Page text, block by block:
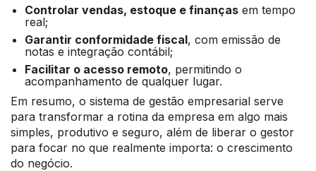
Controlar vendas, estoque e finanças em tempo
real;
Garantir conformidade fiscal, com emissão de
notas e integração contábil;
Facilitar o acesso remoto, permitindo o
acompanhamento de qualquer lugar.
Em resumo, o sistema de gestão empresarial serve
para transformar a rotina da empresa em algo mais
simples, produtivo e seguro, além de liberar o gestor
para focar no que realmente importa: o crescimento
do negócio.